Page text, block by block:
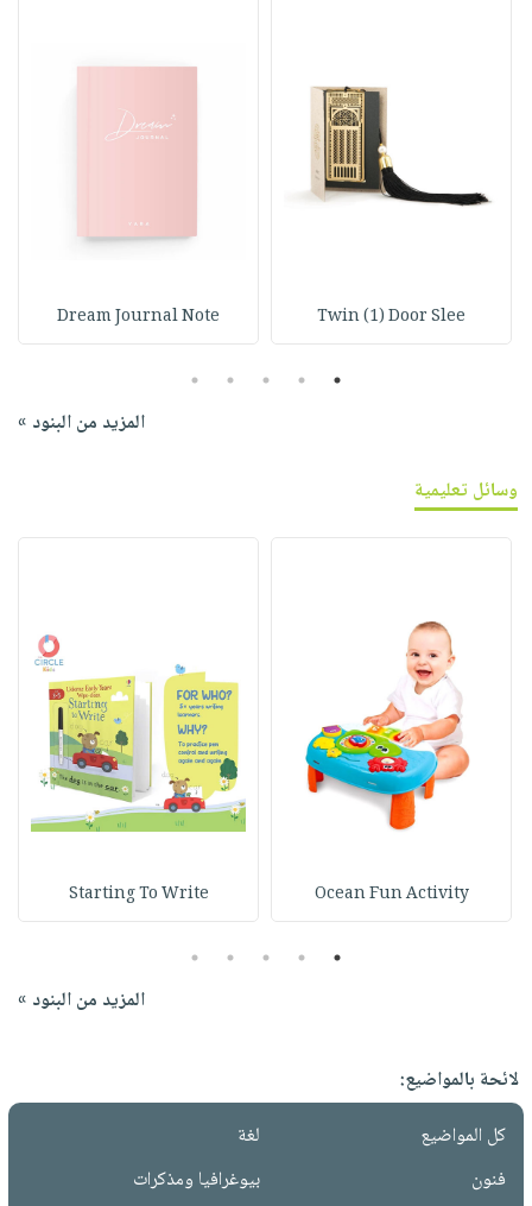
Twin (1) Door Slee
Dream Journal Note
1
2
3
4
5
المزيد من البنود »
وسائل تعليمية
Ocean Fun Activity
Starting To Write
1
2
3
4
5
المزيد من البنود »
لائحة بالمواضيع:
كل المواضيع
لغة
فنون
بيوغرافيا ومذكرات